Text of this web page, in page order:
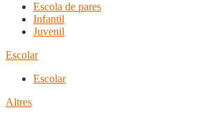
Escola de pares
Infantil
Juvenil
Escolar
Escolar
Altres